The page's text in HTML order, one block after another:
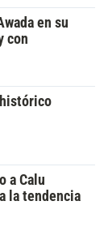
en su
con
a Calu
la tendencia